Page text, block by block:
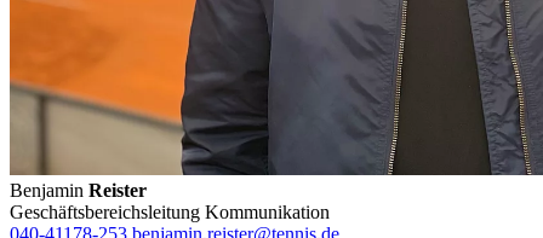
Benjamin Reister
Geschäftsbereichsleitung Kommunikation
040-41178-253 benjamin.reister@tennis.de